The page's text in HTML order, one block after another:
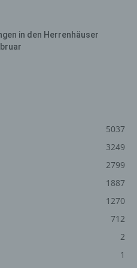
in den Herrenhäuser
5037
3249
2799
1887
1270
712
2
1
die betroffene
nicht alle
vollumfänglich nutzbar.
Aufruf der
Person oder ein
allgemeinen Daten und
des Servers
können die (1) verwendeten
(2) das vom zugreifenden
(3) die
zugreifendes System auf
angesteuert werden,